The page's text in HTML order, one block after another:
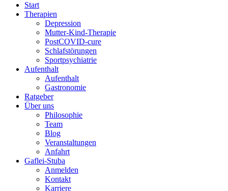
Start
Therapien
Depression
Mutter-Kind-Therapie
PostCOVID-cure
Schlafstörungen
Sportpsychiatrie
Aufenthalt
Aufenthalt
Gastronomie
Ratgeber
Über uns
Philosophie
Team
Blog
Veranstaltungen
Anfahrt
Gaflei-Stuba
Anmelden
Kontakt
Karriere